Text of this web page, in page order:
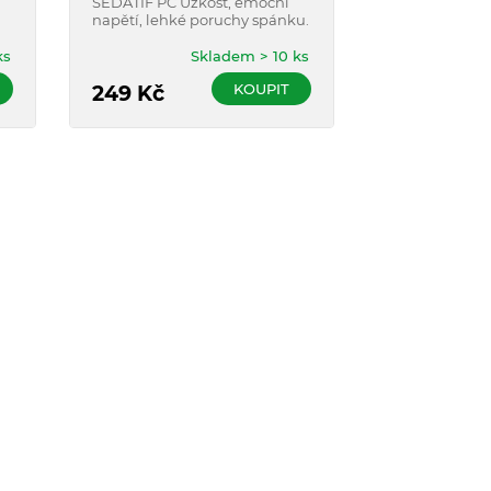
napětí, lehké poruchy spánku.
249Kč
Skladem > 10 ks
KOUPIT